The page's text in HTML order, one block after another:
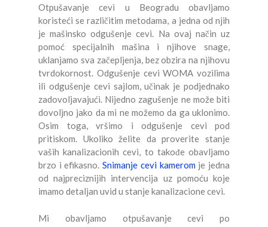
Otpušavanje cevi u Beogradu obavljamo
koristeći se različitim metodama, a jedna od njih
je mašinsko odgušenje cevi. Na ovaj način uz
pomoć specijalnih mašina i njihove snage,
uklanjamo sva začepljenja, bez obzira na njihovu
tvrdokornost. Odgušenje cevi WOMA vozilima
ili odgušenje cevi sajlom, učinak je podjednako
zadovoljavajući. Nijedno zagušenje ne može biti
dovoljno jako da mi ne možemo da ga uklonimo.
Osim toga, vršimo i odgušenje cevi pod
pritiskom. Ukoliko želite da proverite stanje
vaših kanalizacionih cevi, to takođe obavljamo
brzo i efikasno.Snimanje cevi kameromje jedna
od najpreciznijih intervencija uz pomoću koje
imamo detaljan uvid u stanje kanalizacione cevi.
Mi obavljamo otpušavanje cevi po